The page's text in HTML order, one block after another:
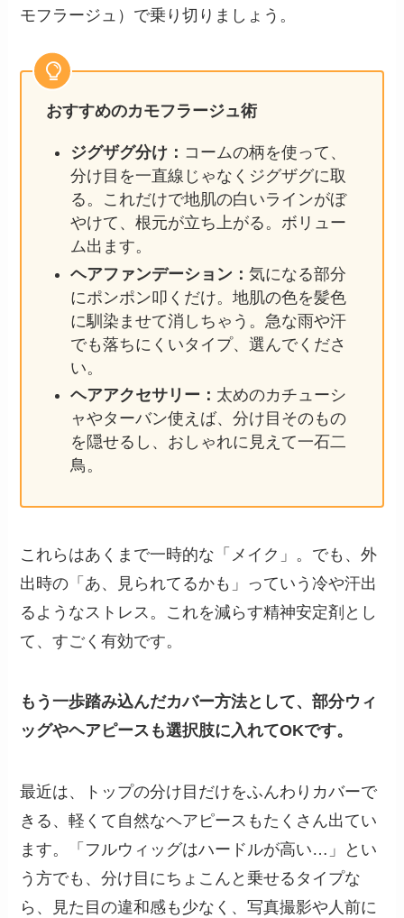
モフラージュ）で乗り切りましょう。
おすすめのカモフラージュ術
ジグザグ分け： コームの柄を使って、
分け目を一直線じゃなくジグザグに取
る。これだけで地肌の白いラインがぼ
やけて、根元が立ち上がる。ボリュー
ム出ます。
ヘアファンデーション：気になる部分
にポンポン叩くだけ。地肌の色を髪色
に馴染ませて消しちゃう。急な雨や汗
でも落ちにくいタイプ、選んでくださ
い。
ヘアアクセサリー： 太めのカチューシ
ャやターバン使えば、分け目そのもの
を隠せるし、おしゃれに見えて一石二
鳥。
これらはあくまで一時的な「メイク」。でも、外
出時の「あ、見られてるかも」っていう冷や汗出
るようなストレス。これを減らす精神安定剤とし
て、すごく有効です。
もう一歩踏み込んだカバー方法として、部分ウィ
ッグやヘアピースも選択肢に入れてOKです。
最近は、トップの分け目だけをふんわりカバーで
きる、軽くて自然なヘアピースもたくさん出てい
ます。「フルウィッグはハードルが高い…」とい
う方でも、分け目にちょこんと乗せるタイプな
ら、見た目の違和感も少なく、写真撮影や人前に